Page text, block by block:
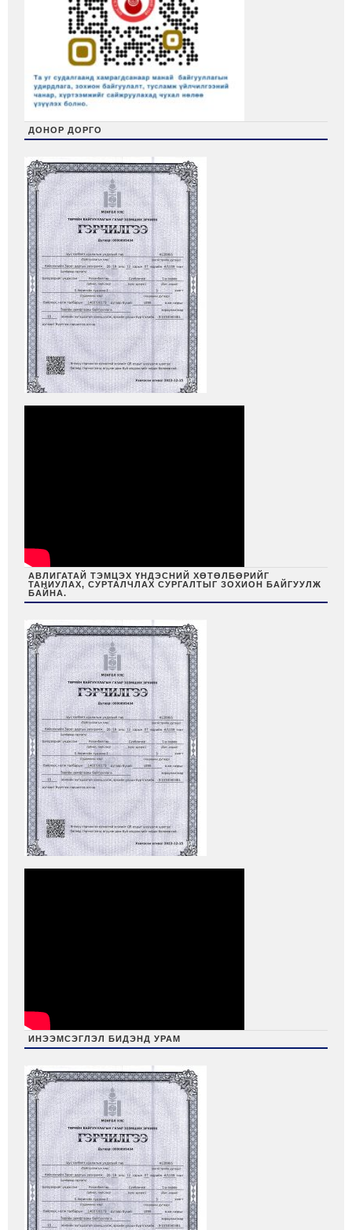
ДОНОР ДОРГО
АВЛИГАТАЙ ТЭМЦЭХ ҮНДЭСНИЙ ХӨТӨЛБӨРИЙГ
ТАНИУЛАХ, СУРТАЛЧЛАХ СУРГАЛТЫГ ЗОХИОН БАЙГУУЛЖ
БАЙНА.
ИНЭЭМСЭГЛЭЛ БИДЭНД УРАМ